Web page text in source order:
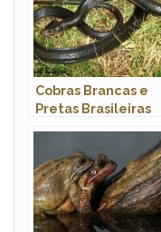
Cobras Brancas e
Pretas Brasileiras